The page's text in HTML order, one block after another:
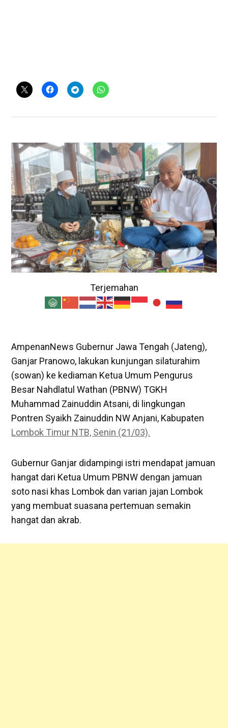
Terjemahan
AmpenanNews Gubernur Jawa Tengah (Jateng),
Ganjar Pranowo, lakukan kunjungan silaturahim
(sowan) ke kediaman Ketua Umum Pengurus
Besar Nahdlatul Wathan (PBNW) TGKH
Muhammad Zainuddin Atsani, di lingkungan
Pontren Syaikh Zainuddin NW Anjani, Kabupaten
Lombok Timur NTB, Senin (21/03).
Gubernur Ganjar didampingi istri mendapat jamuan
hangat dari Ketua Umum PBNW dengan jamuan
soto nasi khas Lombok dan varian jajan Lombok
yang membuat suasana pertemuan semakin
hangat dan akrab.